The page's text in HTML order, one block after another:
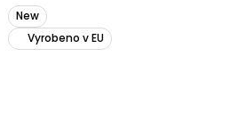
New
Vyrobeno v EU